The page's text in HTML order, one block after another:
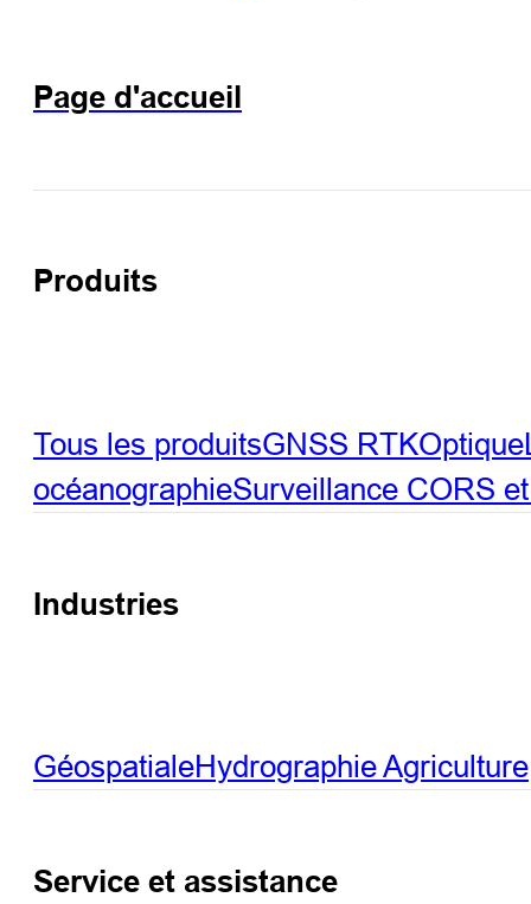
Page d'accueil
Produits
Tous les produitsGNSS RTKOptique
océanographieSurveillance CORS
Industries
GéospatialeHydrographieAgriculture
Service et assistance